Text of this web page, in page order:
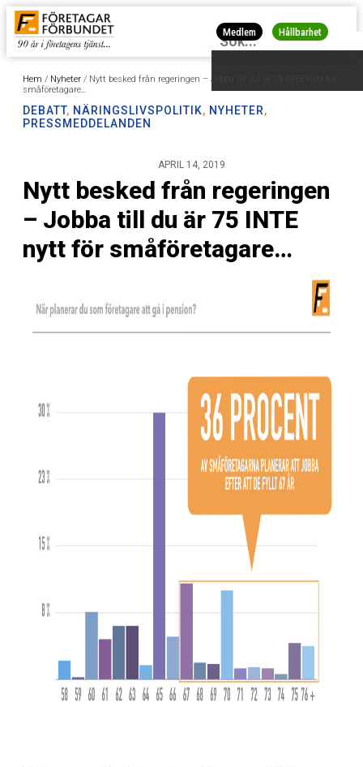
Medlem Hållbarhet
Hem / Nyheter / Nytt besked från regeringen – Jobba till du är 75 INTE nytt för
småföretagare…
DEBATT, NÄRINGSLIVSPOLITIK, NYHETER,
PRESSMEDDELANDEN
APRIL 14, 2019
Nytt besked från regeringen
– Jobba till du är 75 INTE
nytt för småföretagare…